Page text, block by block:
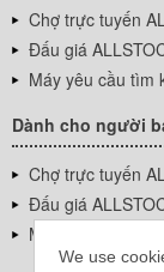
We use
Chợ trực tuyến
Đấu giá
Máy yêu cầu tìm
Dành cho người
Chợ trực tuyến
Đấu giá
Máy yêu cầu tìm